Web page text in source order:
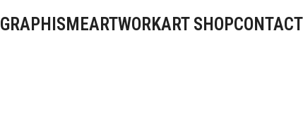
GRAPHISMEARTWORKART SHOPCONTACT